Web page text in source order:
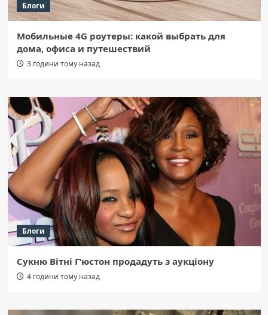
Блоги
Мобильные 4G роутеры: какой выбрать для
дома, офиса и путешествий
3 години тому назад
Блоги
Сукню Вітні Г’юстон продадуть з аукціону
4 години тому назад